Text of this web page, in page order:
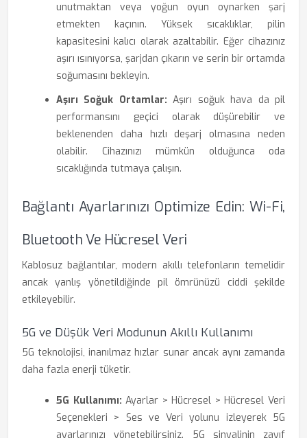
unutmaktan veya yoğun oyun oynarken şarj
etmekten kaçının. Yüksek sıcaklıklar, pilin
kapasitesini kalıcı olarak azaltabilir. Eğer cihazınız
aşırı ısınıyorsa, şarjdan çıkarın ve serin bir ortamda
soğumasını bekleyin.
Aşırı Soğuk Ortamlar: Aşırı soğuk hava da pil
performansını geçici olarak düşürebilir ve
beklenenden daha hızlı deşarj olmasına neden
olabilir. Cihazınızı mümkün olduğunca oda
sıcaklığında tutmaya çalışın.
Bağlantı Ayarlarınızı Optimize Edin: Wi-Fi,
Bluetooth Ve Hücresel Veri
Kablosuz bağlantılar, modern akıllı telefonların temelidir
ancak yanlış yönetildiğinde pil ömrünüzü ciddi şekilde
etkileyebilir.
5G ve Düşük Veri Modunun Akıllı Kullanımı
5G teknolojisi, inanılmaz hızlar sunar ancak aynı zamanda
daha fazla enerji tüketir.
5G Kullanımı: Ayarlar > Hücresel > Hücresel Veri
Seçenekleri > Ses ve Veri yolunu izleyerek 5G
ayarlarınızı yönetebilirsiniz. 5G sinyalinin zayıf